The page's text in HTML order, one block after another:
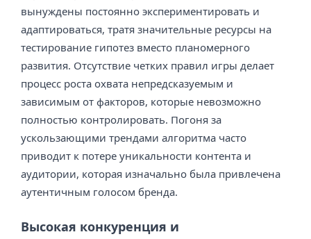
вынуждены постоянно экспериментировать и
адаптироваться, тратя значительные ресурсы на
тестирование гипотез вместо планомерного
развития. Отсутствие четких правил игры делает
процесс роста охвата непредсказуемым и
зависимым от факторов, которые невозможно
полностью контролировать. Погоня за
ускользающими трендами алгоритма часто
приводит к потере уникальности контента и
аудитории, которая изначально была привлечена
аутентичным голосом бренда.
Высокая конкуренция и